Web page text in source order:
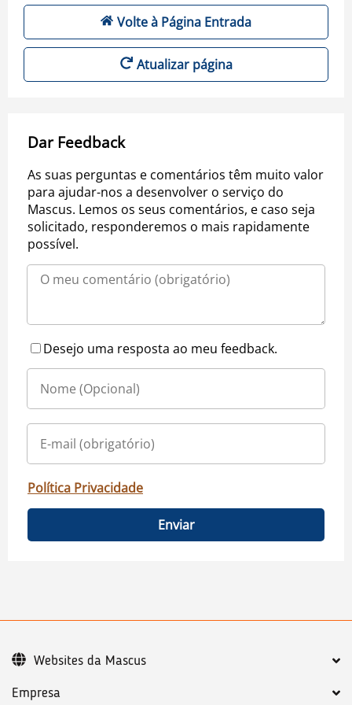
Volte à Página Entrada
Atualizar página
Dar Feedback
As suas perguntas e comentários têm muito valor
para ajudar-nos a desenvolver o serviço do
Mascus. Lemos os seus comentários, e caso seja
solicitado, responderemos o mais rapidamente
possível.
Desejo uma resposta ao meu feedback.
Política Privacidade
Enviar
Empresa
Websites da Mascus